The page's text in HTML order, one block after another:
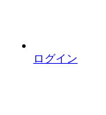
ログイン